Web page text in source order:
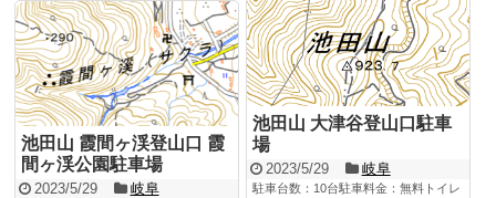
池田山 大津谷登山口駐車
場
2023/5/29 岐阜
駐車台数：10台駐車料金：無料トイレ
池田山 霞間ヶ渓登山口 霞
間ヶ渓公園駐車場
2023/5/29 岐阜